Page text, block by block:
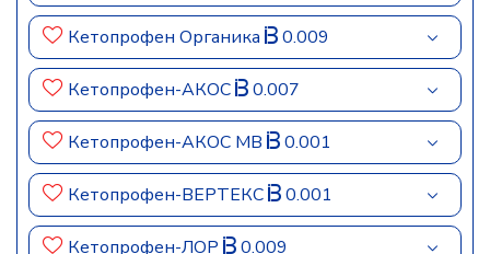
Кетопрофен Органика 0.009
Кетопрофен-АКОС 0.007
Кетопрофен-АКОС МВ 0.001
Кетопрофен-ВЕРТЕКС 0.001
Кетопрофен-ЛОР 0.009